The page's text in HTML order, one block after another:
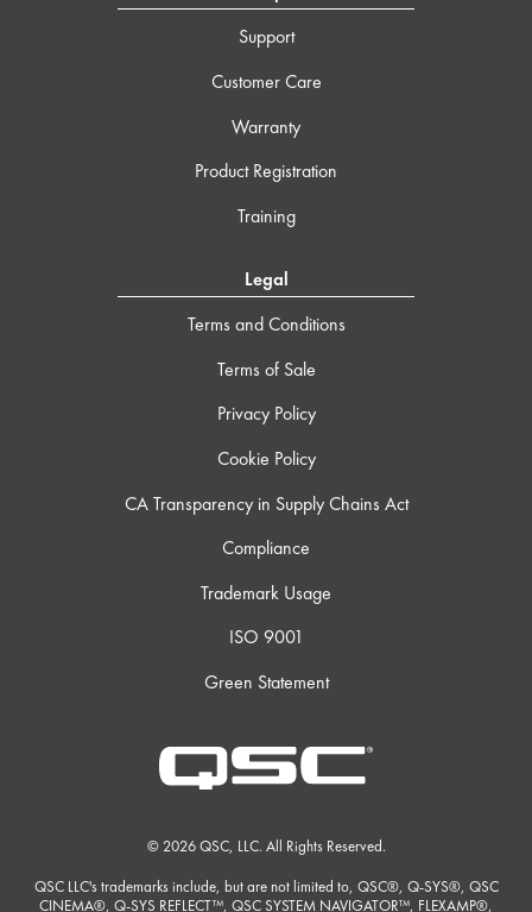
Support
Customer Care
Warranty
Product Registration
Training
Legal
Terms and Conditions
Terms of Sale
Privacy Policy
Cookie Policy
CA Transparency in Supply Chains Act
Compliance
Trademark Usage
ISO 9001
Green Statement
© 2026 QSC, LLC. All Rights Reserved.
QSC LLC's trademarks include, but are not limited to, QSC®, Q-SYS®, QSC
CINEMA®, Q-SYS REFLECT™, QSC SYSTEM NAVIGATOR™, FLEXAMP®,